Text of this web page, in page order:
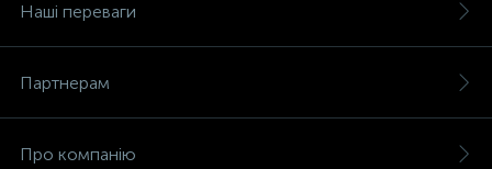
Наші переваги
Партнерам
Про компанію